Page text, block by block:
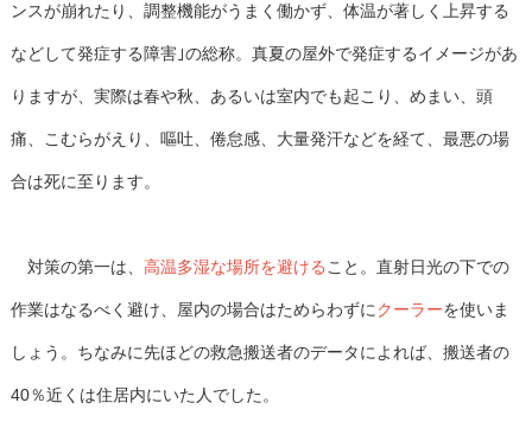
ンスが崩れたり、調整機能がうまく働かず、体温が著しく上昇する
などして発症する障害｣の総称。真夏の屋外で発症するイメージがあ
りますが、実際は春や秋、あるいは室内でも起こり、めまい、頭
痛、こむらがえり、嘔吐、倦怠感、大量発汗などを経て、最悪の場
合は死に至ります。
対策の第一は、 高温多湿な場所を避けること。直射日光の下での
作業はなるべく避け、屋内の場合はためらわずにクーラーを使いま
しょう。ちなみに先ほどの救急搬送者のデータによれば、搬送者の
40％近くは住居内にいた人でした。